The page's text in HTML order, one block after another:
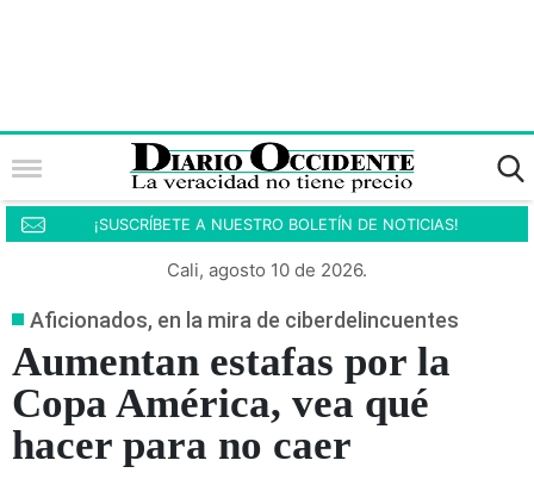
¡SUSCRÍBETE A NUESTRO BOLETÍN DE NOTICIAS!
Cali, agosto 10 de 2026.
Aficionados, en la mira de ciberdelincuentes
Aumentan estafas por la
Copa América, vea qué
hacer para no caer